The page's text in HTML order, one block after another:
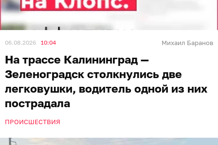
06.08.2026 10:04 Михаил Баранов
На трассе Калининград —
Зеленоградск столкнулись две
легковушки, водитель одной из них
пострадала
ПРОИСШЕСТВИЯ